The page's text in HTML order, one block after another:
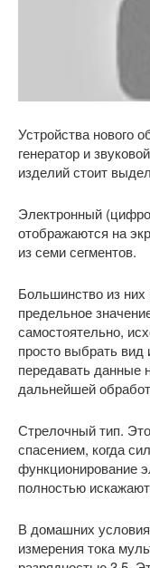
Устройства нового
генератор и
изделий стоит
Электронный
отображаются на
из семи сегментов.
Большинство из
предельное
самостоятельно,
просто выбрать вид
передавать данные
дальнейшей
Стрелочный тип.
спасением, когда
функционирование
полностью
В домашних
измерения тока